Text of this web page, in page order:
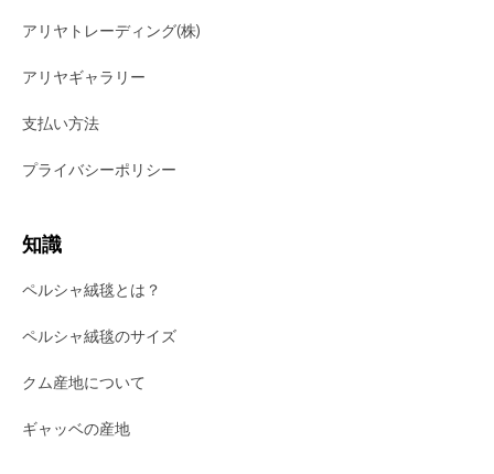
アリヤトレーディング(株)
アリヤギャラリー
支払い方法
プライバシーポリシー
知識
ペルシャ絨毯とは？
ペルシャ絨毯のサイズ
クム産地について
ギャッベの産地